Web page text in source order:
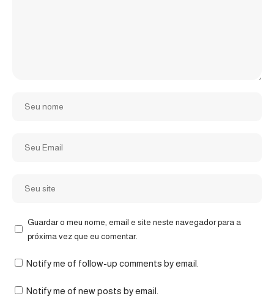
Guardar o meu nome, email e site neste navegador para a
próxima vez que eu comentar.
Notify me of follow-up comments by email.
Notify me of new posts by email.